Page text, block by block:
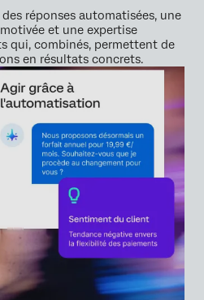
réponses automatisées, une
et une expertise
qui, combinés, permettent de
en résultats concrets.